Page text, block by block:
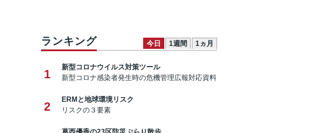
ランキング 今日 1週間 1ヵ月
1
新型コロナウイルス対策ツール
新型コロナ感染者発生時の危機管理広報対応資料
2
ERMと地球環境リスク
リスクの３要素